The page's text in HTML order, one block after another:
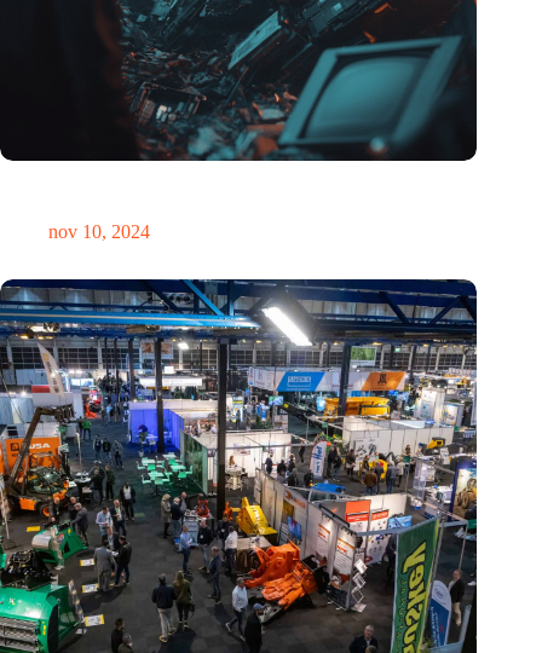
nov 10, 2024